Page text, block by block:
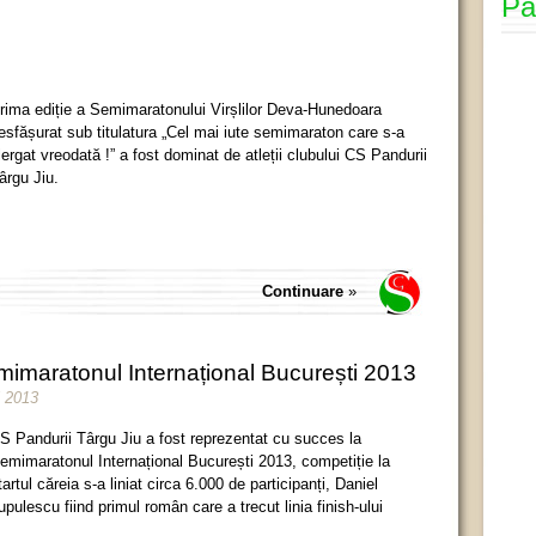
ediție a Semimaratonului Virșlilor Deva-Hunedoara
sub titulatura „Cel mai iute semimaraton care s-a
vreodată !” a fost dominat de atleții clubului CS Pandurii
Jiu.
Continuare »
Internațional București 2013
2013
Pandurii Târgu Jiu a fost reprezentat cu succes la
Internațional București 2013, competiție la
căreia s-a liniat circa 6.000 de participanți, Daniel
fiind primul român care a trecut linia finish-ului